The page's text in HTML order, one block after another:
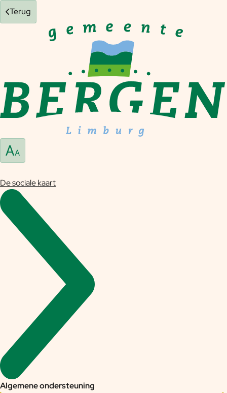
Terug
De sociale kaart
Algemene ondersteuning